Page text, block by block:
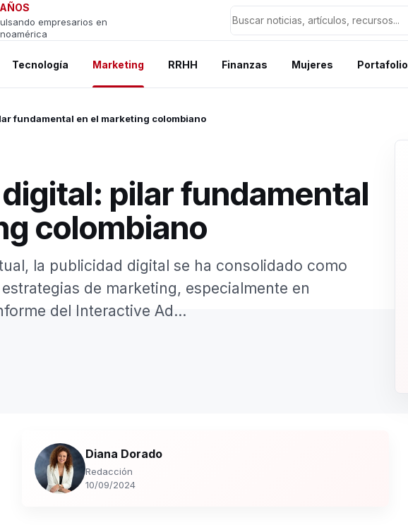
empresarios en
Tecnología Marketing RRHH Finanzas Mujeres Portafolio
fundamental en el marketing colombiano
pilar fundamental
colombiano
la publicidad digital se ha consolidado como
de marketing, especialmente en
del Interactive Ad...
Diana Dorado
Redacción
10/09/2024